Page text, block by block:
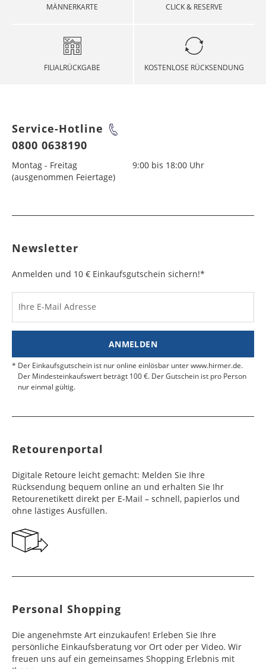
MÄNNERKARTE CLICK & RESERVE
FILIALRÜCKGABE KOSTENLOSE RÜCKSENDUNG
Service-Hotline
0800 0638190
Montag - Freitag
9:00 bis 18:00 Uhr
(ausgenommen Feiertage)
Newsletter
Anmelden und 10 € Einkaufsgutschein sichern!*
Ihre E-Mail Adresse
ANMELDEN
Der Einkaufsgutschein ist nur online einlösbar unter www.hirmer.de.
Der Mindesteinkaufswert beträgt 100 €. Der Gutschein ist pro Person
nur einmal gültig.
Retourenportal
Digitale Retoure leicht gemacht: Melden Sie Ihre
Rücksendung bequem online an und erhalten Sie Ihr
Retourenetikett direkt per E-Mail – schnell, papierlos und
ohne lästiges Ausfüllen.
Personal Shopping
Die angenehmste Art einzukaufen! Erleben Sie Ihre
persönliche Einkaufsberatung vor Ort oder per Video. Wir
freuen uns auf ein gemeinsames Shopping Erlebnis mit